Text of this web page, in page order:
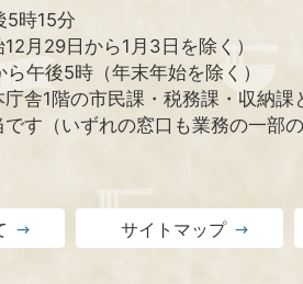
5時15分
月29日から1月3日を除く）
午後5時（年末年始を除く）
舎1階の市民課・税務課・収納課
す（いずれの窓口も業務の一部
サイトマップ